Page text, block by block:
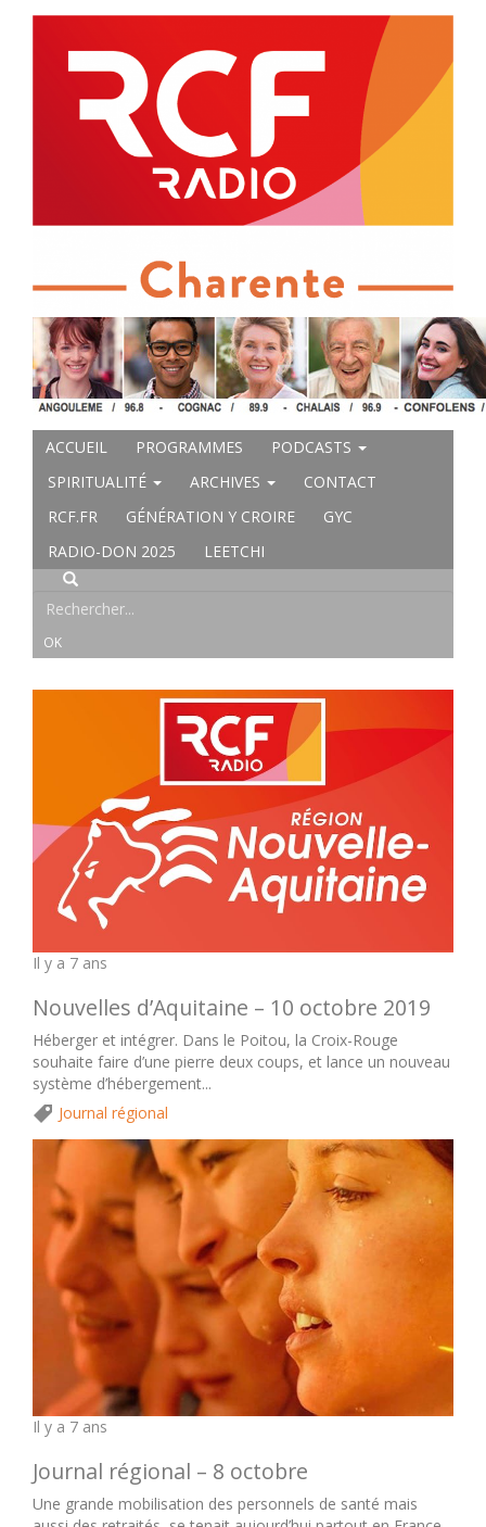
ACCUEIL PROGRAMMES
PODCASTS
SPIRITUALITÉ
ARCHIVES
CONTACT
RCF.FR
GÉNÉRATION Y CROIRE
GYC
RADIO-DON 2025
LEETCHI
Il y a 7 ans
Nouvelles d’Aquitaine – 10 octobre 2019
Héberger et intégrer. Dans le Poitou, la Croix-Rouge
souhaite faire d’une pierre deux coups, et lance un nouveau
système d’hébergement...
Journal régional
Il y a 7 ans
Journal régional – 8 octobre
Une grande mobilisation des personnels de santé mais